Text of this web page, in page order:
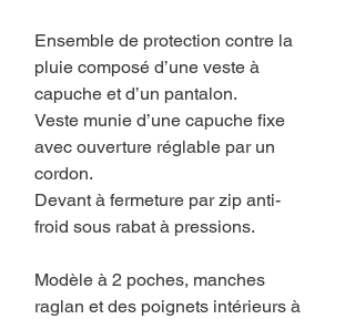
Ensemble de protection contre la
pluie composé d’une veste à
capuche et d’un pantalon.
Veste munie d’une capuche fixe
avec ouverture réglable par un
cordon.
Devant à fermeture par zip anti-
froid sous rabat à pressions.
Modèle à 2 poches, manches
raglan et des poignets intérieurs à